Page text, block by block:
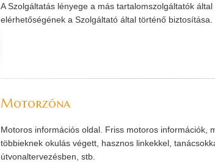
A Szolgáltatás lényege a más tartalomszolgáltatók
elérhetőségének a Szolgáltató által történő biztosítása.
Motorzóna
Motoros információs oldal. Friss motoros információk,
többieknek okulás végett, hasznos linkekkel,
útvonaltervezésben, stb.